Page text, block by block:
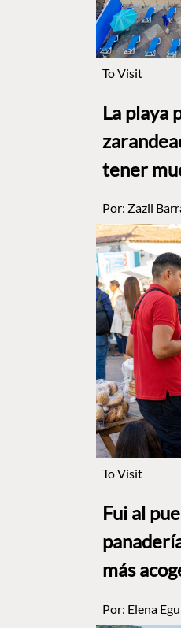
To Visit
La playa
tener
Por: Zazil
To Visit
Fui al
más
Por: Elena